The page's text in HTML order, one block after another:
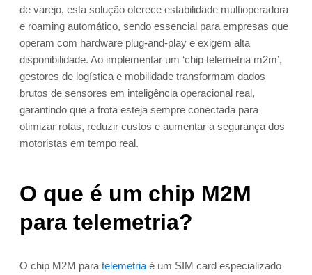
de varejo, esta solução oferece estabilidade multioperadora
e roaming automático, sendo essencial para empresas que
operam com hardware plug-and-play e exigem alta
disponibilidade. Ao implementar um ‘chip telemetria m2m’,
gestores de logística e mobilidade transformam dados
brutos de sensores em inteligência operacional real,
garantindo que a frota esteja sempre conectada para
otimizar rotas, reduzir custos e aumentar a segurança dos
motoristas em tempo real.
O que é um chip M2M
para telemetria?
O chip M2M para telemetria é um SIM card especializado